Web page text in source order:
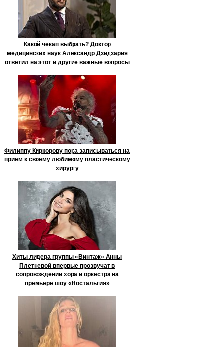
Какой чекап выбрать? Доктор
медицинских наук Александр Дзидзария
ответил на этот и другие важные вопросы
Филиппу Киркорову пора записываться на
прием к своему любимому пластическому
хирургу
Хиты лидера группы «Винтаж» Анны
Плетневой впервые прозвучат в
сопровождении хора и оркестра на
премьере шоу «Ностальгия»